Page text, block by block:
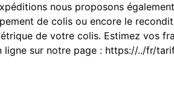
nous proposons
de colis ou encore le
de votre colis. Estimez vos
ligne sur notre page : https://../fr/